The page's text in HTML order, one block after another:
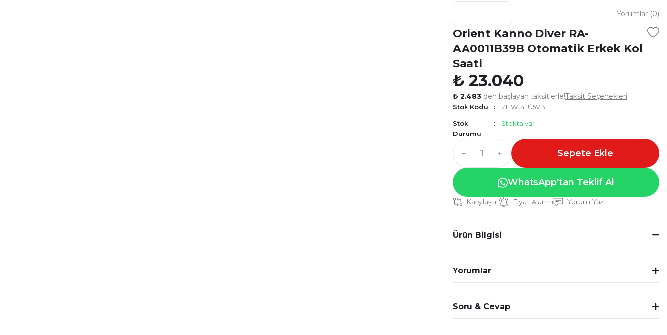
Yorumlar (0)
Orient Kanno Diver RA-
AA0011B39B Otomatik Erkek Kol
Saati
₺ 23.040
₺ 2.483 den başlayan taksitlerle!Taksit Seçenekleri
Stok Kodu ZHWJ4TU5VB
Stok
Durumu
Stokta var
Sepete Ekle
WhatsApp'tan Teklif Al
Karşılaştır Fiyat Alarmı Yorum Yaz
Ürün Bilgisi
Yorumlar
Soru & Cevap